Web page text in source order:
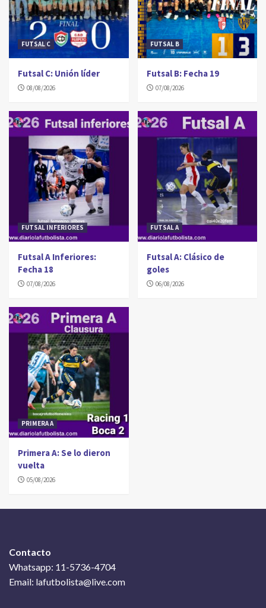
FUTSAL C
Futsal C: Unión líder
08/08/2026
FUTSAL B
Futsal B: Fecha 19
07/08/2026
FUTSAL INFERIORES
Futsal A Inferiores:
Fecha 18
07/08/2026
FUTSAL A
Futsal A: Clásico de
goles
06/08/2026
PRIMERA A
Primera A: Se lo dieron
vuelta
05/08/2026
Contacto
Whatsapp: 11-5736-4704
Email: lafutbolista@live.com